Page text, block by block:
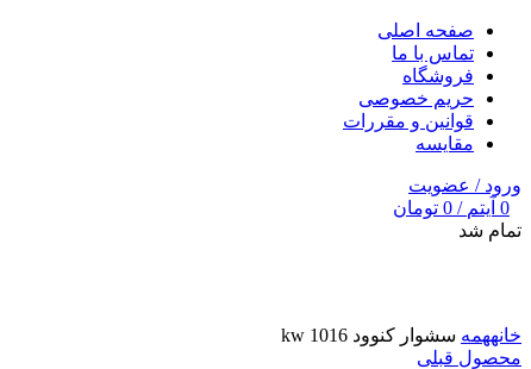
صفحه اصلی
تماس با ما
فروشگاه
حریم خصوصی
قوانین و مقررات
مقایسه
ورود / عضویت
0 آیتم /
0 تومان
تمام شد
خانههمه سشوار کنوود kw 1016
محصول قبلی